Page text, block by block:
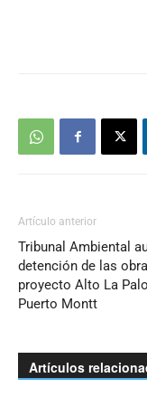
Artículo anterior
Tribunal Ambiental
detención de las
proyecto Alto La
Puerto Montt
Artículos